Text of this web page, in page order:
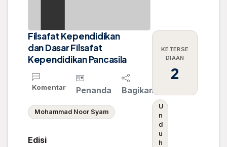
Filsafat Kependidikan
dan Dasar Filsafat
Kependidikan Pancasila
Komentar Penanda Bagikan
Mohammad Noor Syam
Edisi
KETERSE
DIAAN
2
U
n
d
u
h